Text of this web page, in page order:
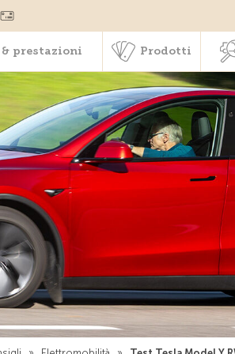
prestazioni Prodotti